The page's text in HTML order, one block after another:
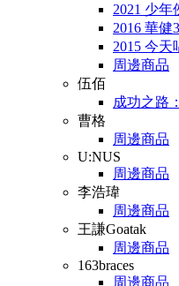
2021 少年
2016 華健
2015 今
周邊商品
伍佰
成功之路
曹格
周邊商品
U:NUS
周邊商品
李浩瑋
周邊商品
王謙Goatak
周邊商品
163braces
周邊商品